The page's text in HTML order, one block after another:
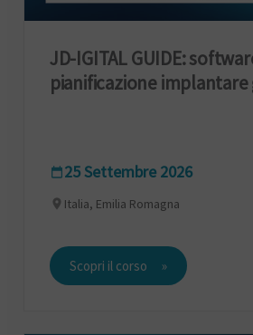
JD-IGITAL GUIDE:
pianificazione
25 Settembre 2026
Italia, Emilia Romagna
Scopri il corso